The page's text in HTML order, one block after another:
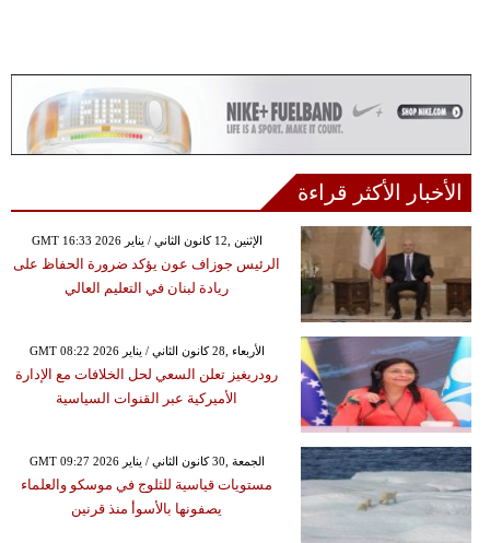
الأخبار الأكثر قراءة
GMT 16:33 2026 الإثنين ,12 كانون الثاني / يناير
الرئيس جوزاف عون يؤكد ضرورة الحفاظ على
ريادة لبنان في التعليم العالي
GMT 08:22 2026 الأربعاء ,28 كانون الثاني / يناير
رودريغيز تعلن السعي لحل الخلافات مع الإدارة
الأميركية عبر القنوات السياسية
GMT 09:27 2026 الجمعة ,30 كانون الثاني / يناير
مستويات قياسية للثلوج في موسكو والعلماء
يصفونها بالأسوأ منذ قرنين